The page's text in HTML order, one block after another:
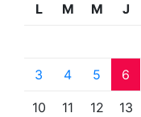
L M M J
3 4 5 6
10 11 12 13